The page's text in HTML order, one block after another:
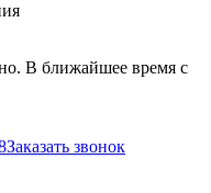
В ближайшее время с
Заказать звонок